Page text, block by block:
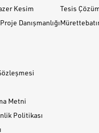
Kesim
Danışmanlığı
Tesis
Metni
Politikası